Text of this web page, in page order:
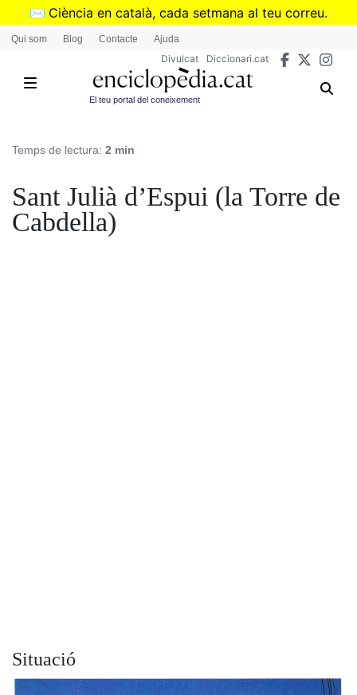
Vés
✉️ Ciència en català, cada setmana al teu correu.
➜Subscriu-te al butlletí de Divulcat
Qui som Blog Contacte Ajuda
Divulcat Diccionari.cat
El teu portal del coneixement
Temps de lectura: 2 min
Sant Julià d’Espui (la Torre de
Cabdella)
Situació